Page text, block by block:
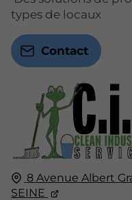
8 Avenue Albert
SEINE
types de locaux
Contact